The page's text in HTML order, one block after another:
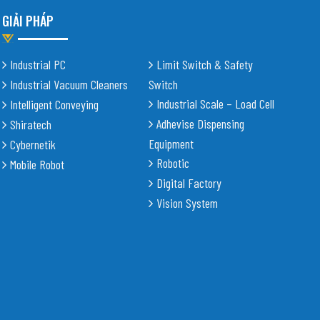
GIẢI PHÁP
Industrial PC
Industrial Vacuum Cleaners
Intelligent Conveying
Shiratech
Cybernetik
Mobile Robot
Limit Switch & Safety
Switch
Industrial Scale – Load Cell
Adhevise Dispensing
Equipment
Robotic
Digital Factory
Vision System